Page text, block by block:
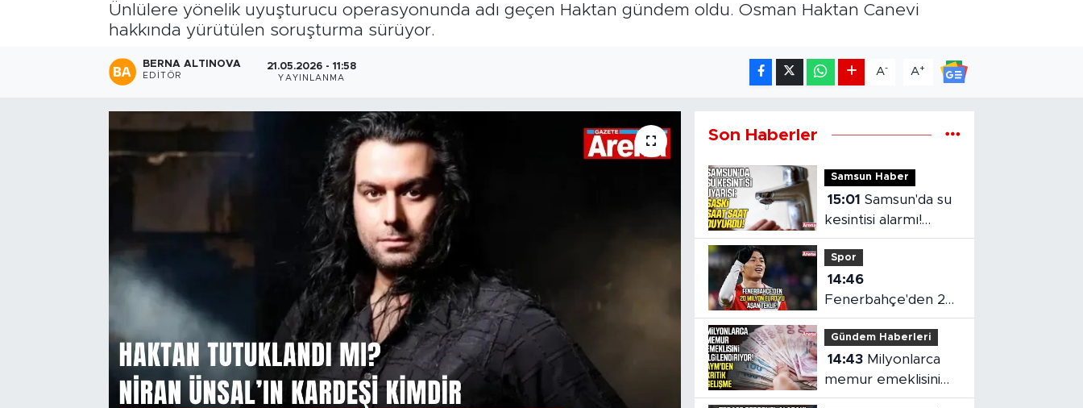
Ünlülere yönelik uyuşturucu operasyonunda adı geçen Haktan gündem oldu. Osman Haktan Canevi
hakkında yürütülen soruşturma sürüyor.
BERNA ALTINOVA
EDITÖR
21.05.2026 - 11:58
YAYINLANMA
A- A+
Son Haberler
Samsun Haber
15:01 Samsun'da su
kesintisi alarmı!
SASKİ saat verdi
Spor
14:46
Fenerbahçe'den 20
milyon euro'yu aşan
teklif
Gündem Haberleri
14:43
memur emeklisini
ilgilendiriyor!
Süper Lig Puan Durumu ve Fikstür
Tüm Manşetler